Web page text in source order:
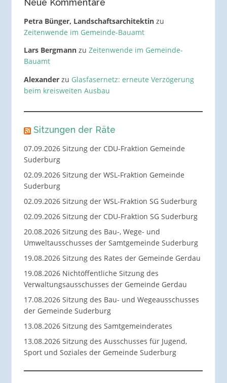
Petra Bünger, Landschaftsarchitektinzu
Zeitenwende im Gemeinde-Bauamt
Lars Bergmannzu Zeitenwende im Gemeinde-
Bauamt
Alexanderzu Glasfasernetz: erneute Verzögerung
beim kreisweiten Ausbau
Sitzungen der Räte
07.09.2026 Sitzung der CDU-Fraktion Gemeinde
Suderburg
02.09.2026 Sitzung der WSL-Fraktion Gemeinde
Suderburg
02.09.2026 Sitzung der WSL-Fraktion SG Suderburg
02.09.2026 Sitzung der CDU-Fraktion SG Suderburg
20.08.2026 Sitzung des Bau-, Wege- und
Umweltausschusses der Samtgemeinde Suderburg
19.08.2026 Sitzung des Rates der Gemeinde Gerdau
19.08.2026 Nichtöffentliche Sitzung des
Verwaltungsausschusses der Gemeinde Gerdau
17.08.2026 Sitzung des Bau- und Wegeausschusses
der Gemeinde Suderburg
13.08.2026 Sitzung des Samtgemeinderates
13.08.2026 Sitzung des Ausschusses für Jugend,
Sport und Soziales der Gemeinde Suderburg